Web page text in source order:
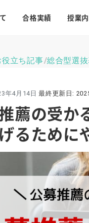
合格実績 授業
立ち記事\総合型選
年4月14日最終更新日:
薦の受か
るために